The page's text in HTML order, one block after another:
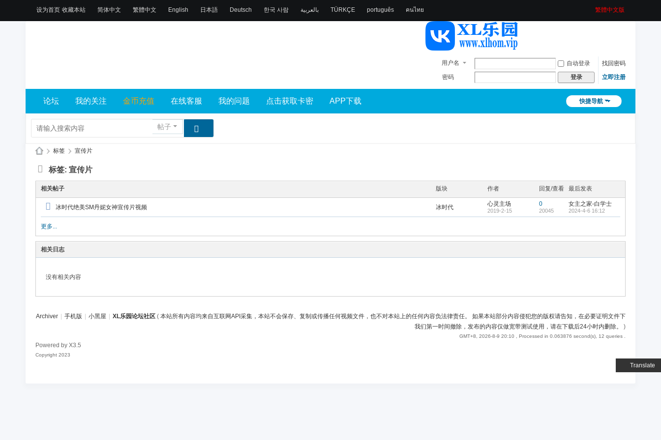
设为首页 收藏本站
Translate
简体中文 繁體中文 English 日本語 Deutsch 한국 사람 بالعربية TÜRKÇE português คนไทย 繁體中文版
用户名 自动登录
找回密码
密码
登录 立即注册
快捷导航
论坛 我的关注 金币充值 在线客服 我的问题 点击获取卡密 APP下载
帖子
X
L
乐
论
坛
社
› 标签 › 宣传片
标签: 宣传片
相关帖子 版块 作者 回复/查看 最后发表
冰时代绝美SM丹妮女神宣传片视频 冰时代 心灵主场
2019-2-15
0
20045
女主之家-白学士
2024-4-6 16:12
更多...
相关日志
没有相关内容
Archiver 手机版 小黑屋 XL乐园论坛社区 ( 本站所有内容均来自互联网API采集，本站不会保存、复制或传播任何视频文件，也不对本站上的任何内容负法律责任。 如果本站部分内容侵犯您的版权请告知，在必要证明文件下
我们第一时间撤除，发布的内容仅做宽带测试使用，请在下载后24小时内删除。
)
GMT+8, 2026-8-9 20:10 , Processed in 0.063876 second(s), 12 queries .
Powered by X3.5
Copyright 2023